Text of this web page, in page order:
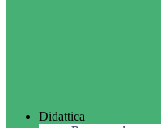
Didattica